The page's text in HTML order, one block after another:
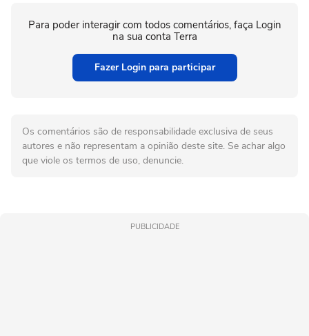
Para poder interagir com todos comentários, faça Login
na sua conta Terra
Fazer Login para participar
Os comentários são de responsabilidade exclusiva de seus
autores e não representam a opinião deste site. Se achar algo
que viole os termos de uso, denuncie.
PUBLICIDADE